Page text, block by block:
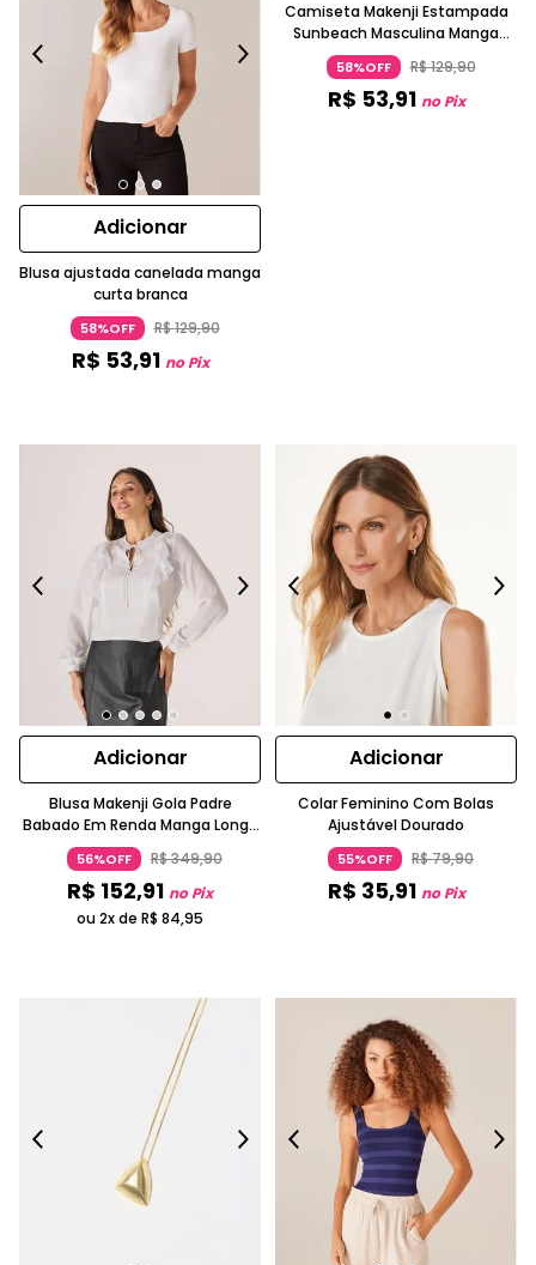
Adicionar
Blusa ajustada canelada manga
curta branca
58%OFF R$129,90
R$ 53,91 no Pix
Camiseta Makenji Estampada
Sunbeach Masculina Manga
Curta Branco
58%OFF R$129,90
R$ 53,91 no Pix
Adicionar
Blusa Makenji Gola Padre
Babado Em Renda Manga Longa
Branco
56%OFF R$349,90
R$ 152,91 no Pix
ou 2x de R$ 84,95
Adicionar
Colar Feminino Com Bolas
Ajustável Dourado
55%OFF R$79,90
R$ 35,91 no Pix